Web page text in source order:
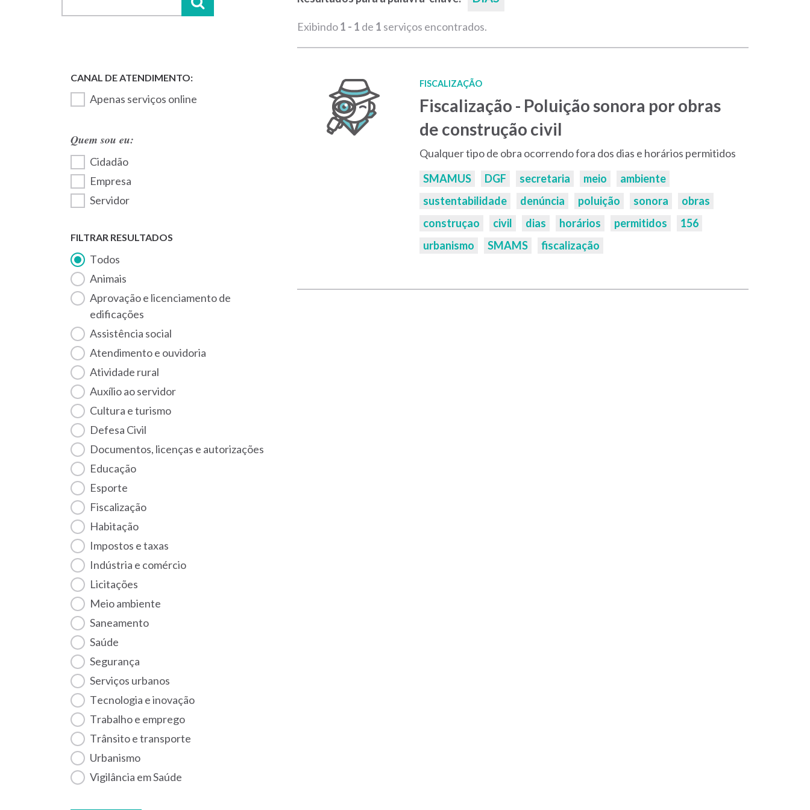
Apenas serviços online
Quem sou eu:
Cidadão
Empresa
Servidor
FILTRAR RESULTADOS
Todos
Animais
Aprovação e licenciamento de
edificações
Assistência social
Atendimento e ouvidoria
Atividade rural
Auxílio ao servidor
Cultura e turismo
Defesa Civil
Documentos, licenças e autorizações
Educação
Esporte
Fiscalização
habitação
Impostos e taxas
Indústria e comércio
Licitações
Meio ambiente
Saneamento
Saúde
Segurança
Serviços urbanos
Tecnologia e inovação
Trabalho e emprego
Trânsito e transporte
Urbanismo
Vigilância em Saúde
Exibindo1 - 1 de 1 serviços encontrados.
FISCALIZAÇÃO
Fiscalização - Poluição sonora por obras
de construção civil
Qualquer tipo de obra ocorrendo fora dos dias e horários permitidos
Palavras-
chaves:
SMAMUS DGF secretaria meio
ambiente
sustentabilidade
denúncia poluição sonora
obras
construçao
civil dias horários permitidos
156
urbanismo
SMAMS fiscalização